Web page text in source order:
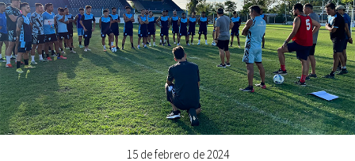
15 de febrero de 2024